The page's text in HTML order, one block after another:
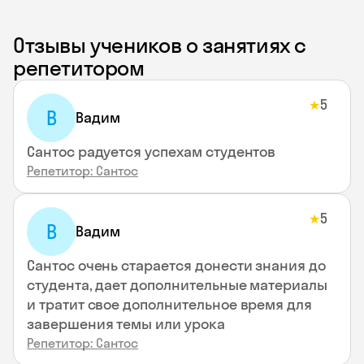
Отзывы учеников о занятиях с
репетитором
В Вадим
★5
Сантос радуется успехам студентов
Репетитор: Сантос
В Вадим
★5
Сантос очень старается донести знания до
студента, дает дополнительные материалы
и тратит свое дополнительное время для
завершения темы или урока
Репетитор: Сантос